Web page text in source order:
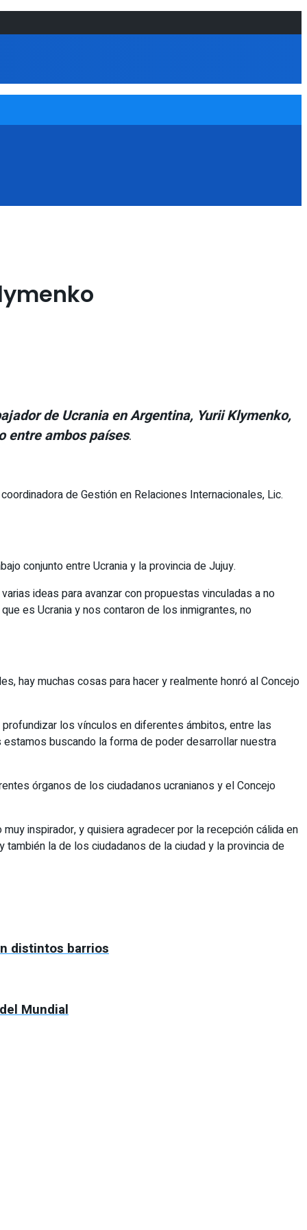
de Ucrania en Argentina, Yurii Klymenko,
entre ambos países.
de Gestión en Relaciones Internacionales, Lic.
conjunto entre Ucrania y la provincia de Jujuy.
ideas para avanzar con propuestas vinculadas a no
es Ucrania y nos contaron de los inmigrantes, no
hay muchas cosas para hacer y realmente honró al Concejo
profundizar los vínculos en diferentes ámbitos, entre las
buscando la forma de poder desarrollar nuestra
órganos de los ciudadanos ucranianos y el Concejo
inspirador, y quisiera agradecer por la recepción cálida en
la de los ciudadanos de la ciudad y la provincia de
distintos barrios
Mundial